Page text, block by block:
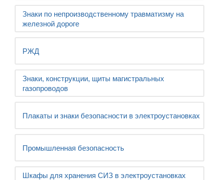
Знаки по непроизводственному травматизму на
железной дороге
РЖД
Знаки, конструкции, щиты магистральных
газопроводов
Плакаты и знаки безопасности в электроустановках
Промышленная безопасность
Шкафы для хранения СИЗ в электроустановках